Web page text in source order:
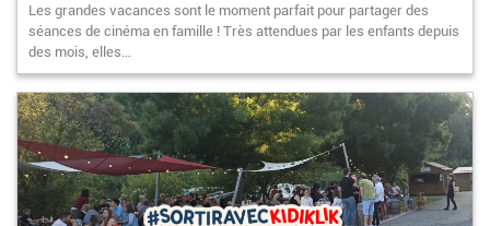
Les grandes vacances sont le moment parfait pour partager des
séances de cinéma en famille ! Très attendues par les enfants depuis
des mois, elles…